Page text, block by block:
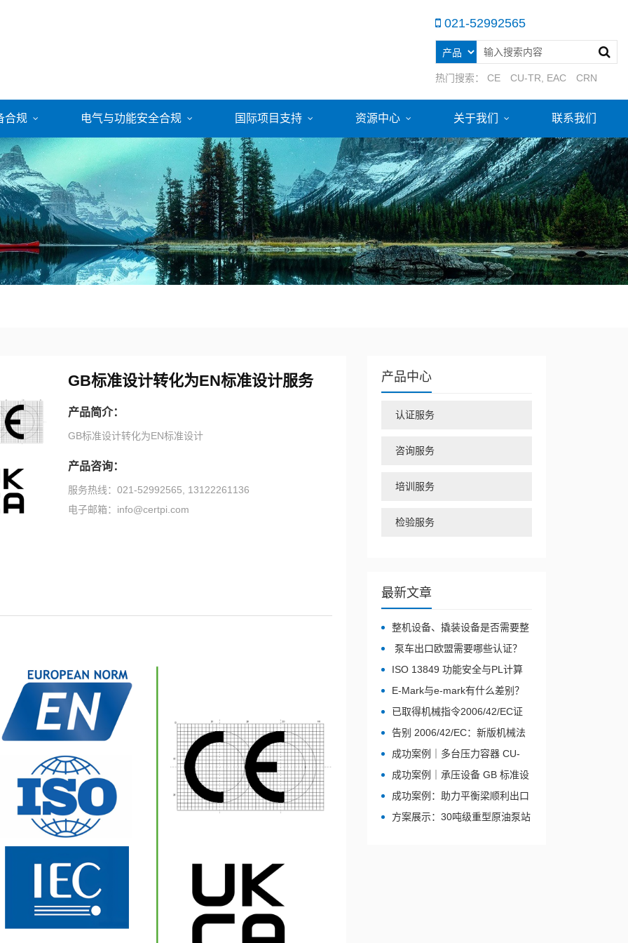
021-52992565
热门搜索： CE CU-TR, EAC CRN
合规 电气与功能安全合规 国际项目支持 资源中心 关于我们 联系我们
GB标准设计转化为EN标准设计服务
产品简介：
GB标准设计转化为EN标准设计
产品咨询：
服务热线：021-52992565, 13122261136
电子邮箱：info@certpi.com
产品中心
认证服务
咨询服务
培训服务
检验服务
最新文章
整机设备、撬装设备是否需要整
体申请 CRN？
泵车出口欧盟需要哪些认证？
CE合规完整路径解析（2026最
新）
ISO 13849 功能安全与PL计算
指南- CE认证关键步骤
E-Mark与e-mark有什么差别？
已取得机械指令2006/42/EC证
书，如何符合新机械法规（EU）
2023/1230？
告别 2006/42/EC：新版机械法
规 (EU) 2023/1230 强制执行全解
成功案例｜多台压力容器 CU-
TR（EAC）认证项目顺利实施
成功案例｜承压设备 GB 标准设
计转化为欧盟
PED（2014/68/EU）的合规实践
成功案例：助力平衡梁顺利出口
荷兰，CERTPI提供欧盟授权代表
（EAR）解决方案
方案展示：30吨级重型原油泵站